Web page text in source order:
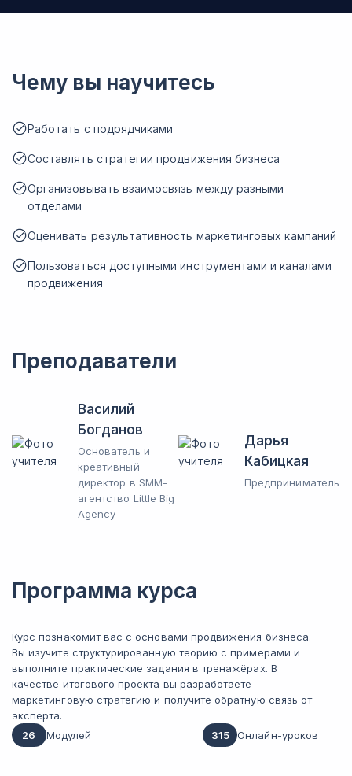
Чему вы научитесь
Работать с подрядчиками
Составлять стратегии продвижения бизнеса
Организовывать взаимосвязь между разными
отделами
Оценивать результативность маркетинговых кампаний
Пользоваться доступными инструментами и каналами
продвижения
Преподаватели
Василий
Богданов
Основатель и
креативный
директор в SMM-
агентство Little Big
Agency
Дарья
Кабицкая
Предприниматель
Программа курса
Курс познакомит вас с основами продвижения бизнеса.
Вы изучите структурированную теорию с примерами и
выполните практические задания в тренажёрах. В
качестве итогового проекта вы разработаете
маркетинговую стратегию и получите обратную связь от
эксперта.
26
Модулей 315 Онлайн-уроков